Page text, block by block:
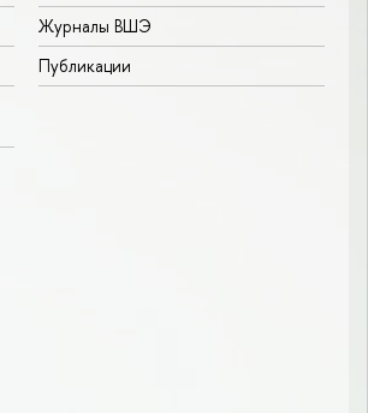
Журналы ВШЭ
Публикации